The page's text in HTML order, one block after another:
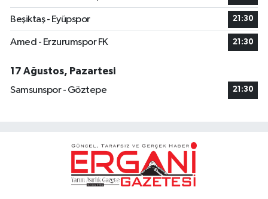
Beşiktaş - Eyüpspor 21:30
Amed - Erzurumspor FK 21:30
17 Ağustos, Pazartesi
Samsunspor - Göztepe
21:30